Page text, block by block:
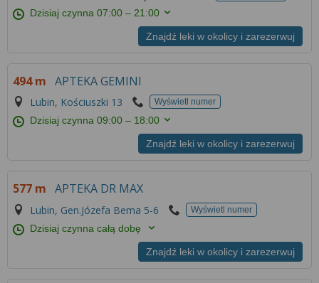
Dzisiaj czynna07:00 – 21:00
Znajdź leki w okolicy i zarezerwuj
494 m APTEKA GEMINI
Lubin, Kościuszki 13 Wyświetl numer
Dzisiaj czynna09:00 – 18:00
Znajdź leki w okolicy i zarezerwuj
577 m APTEKA DR MAX
Lubin, Gen.Józefa Bema 5-6 Wyświetl numer
Dzisiaj czynna całą dobę
Znajdź leki w okolicy i zarezerwuj